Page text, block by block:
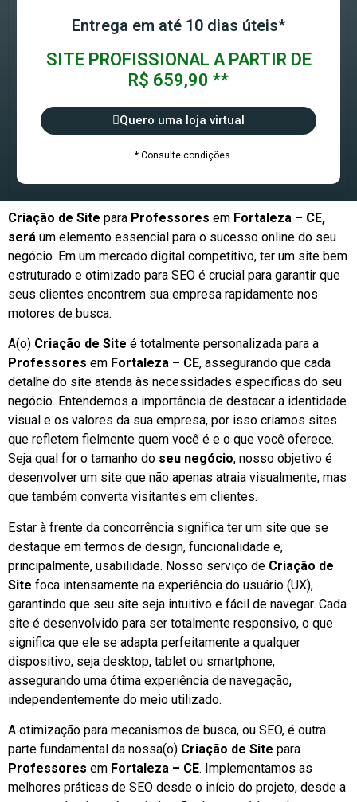
Entrega em até 10 dias úteis*
SITE PROFISSIONAL A PARTIR DE
R$ 659,90 **
Quero uma loja virtual
* Consulte condições
Criação de Site para Professores em Fortaleza – CE,
será um elemento essencial para o sucesso online do seu
negócio. Em um mercado digital competitivo, ter um site bem
estruturado e otimizado para SEO é crucial para garantir que
seus clientes encontrem sua empresa rapidamente nos
motores de busca.
A(o) Criação de Site é totalmente personalizada para a
Professores em Fortaleza – CE, assegurando que cada
detalhe do site atenda às necessidades específicas do seu
negócio. Entendemos a importância de destacar a identidade
visual e os valores da sua empresa, por isso criamos sites
que refletem fielmente quem você é e o que você oferece.
Seja qual for o tamanho do seu negócio, nosso objetivo é
desenvolver um site que não apenas atraia visualmente, mas
que também converta visitantes em clientes.
Estar à frente da concorrência significa ter um site que se
destaque em termos de design, funcionalidade e,
principalmente, usabilidade. Nosso serviço de Criação de
Site foca intensamente na experiência do usuário (UX),
garantindo que seu site seja intuitivo e fácil de navegar. Cada
site é desenvolvido para ser totalmente responsivo, o que
significa que ele se adapta perfeitamente a qualquer
dispositivo, seja desktop, tablet ou smartphone,
assegurando uma ótima experiência de navegação,
independentemente do meio utilizado.
A otimização para mecanismos de busca, ou SEO, é outra
parte fundamental da nossa(o) Criação de Site para
Professores em Fortaleza – CE. Implementamos as
melhores práticas de SEO desde o início do projeto, desde a